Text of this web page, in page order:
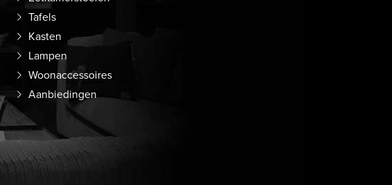
Tafels
Kasten
Lampen
Woonaccessoires
Aanbiedingen